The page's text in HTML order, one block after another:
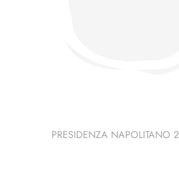
PRESIDENZA NAPOLITANO